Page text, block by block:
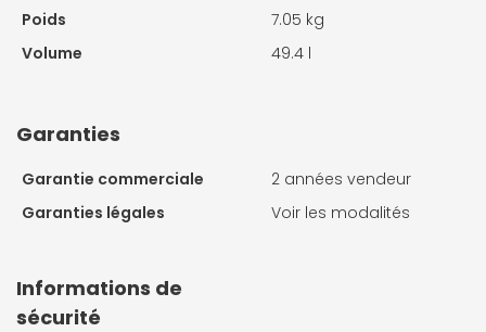
Poids
7.05 kg
Volume
49.4 l
Garanties
Garantie commerciale
2 années vendeur
Garanties légales
Voir les modalités
Informations de
sécurité